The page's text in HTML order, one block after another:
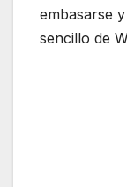
embasarse
sencillo de